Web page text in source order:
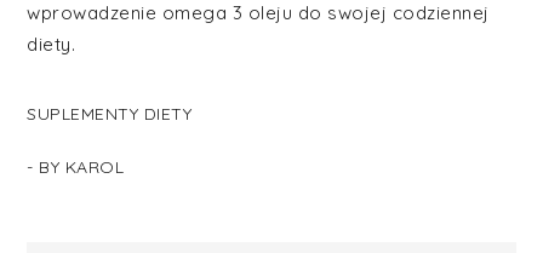
wprowadzenie omega 3 oleju do swojej codziennej
diety.
SUPLEMENTY DIETY
- BY KAROL